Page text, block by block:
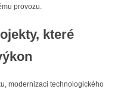
provozu.
které
modernizaci technologického